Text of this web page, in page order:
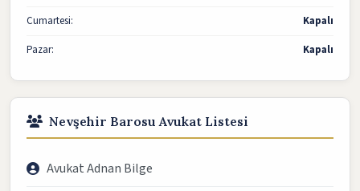
Cumartesi:
Kapalı
Pazar:
Kapalı
Nevşehir Barosu Avukat Listesi
Avukat Adnan Bilge